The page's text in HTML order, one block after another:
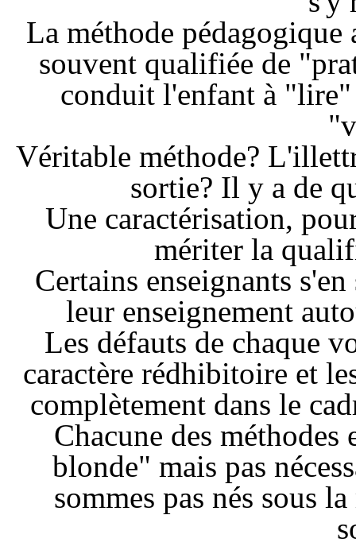
La méthode
souvent qualifiée de
conduit l'enfant à
Véritable méthode?
sortie? Il y a de
Une caractérisation,
mériter la
Certains enseignants
leur enseignement
Les défauts de chaque
caractère rédhibitoire et
complètement dans le
Chacune des méthodes
blonde" mais pas
sommes pas nés sous